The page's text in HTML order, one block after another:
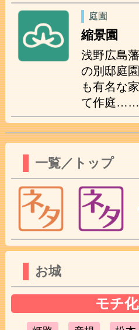
庭園
縮景園
浅野広島
の別邸庭
も有名な
て作庭……
一覧／トップ
お城
モチ